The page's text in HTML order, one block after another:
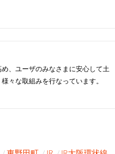
、ユーザのみなさまに安心して土
々な取組みを行なっています。